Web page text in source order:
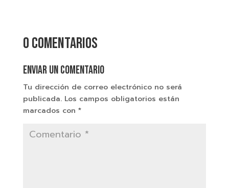
0 comentarios
Enviar un comentario
Tu dirección de correo electrónico no será
publicada. Los campos obligatorios están
marcados con *